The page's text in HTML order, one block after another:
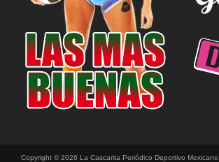
Copyright © 2026 La Cascarita Periódico Deportivo